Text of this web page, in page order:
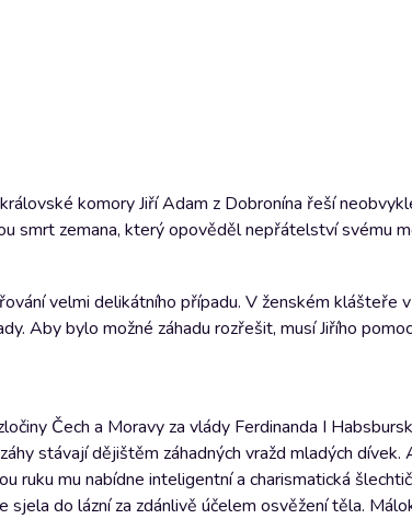
komory Jiří Adam z Dobronína řeší
smrt zemana, který opověděl nepřátelství svému
velmi delikátního případu. V ženském klášteře
Aby bylo možné záhadu rozřešit, musí Jiřího
Čech a Moravy za vlády Ferdinanda I
stávají dějištěm záhadných vražd mladých dívek.
ruku mu nabídne inteligentní a charismatická
do lázní za zdánlivě účelem osvěžení těla.